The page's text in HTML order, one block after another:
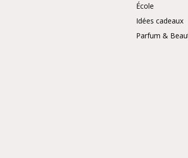
École
Idées cadeaux
Parfum &